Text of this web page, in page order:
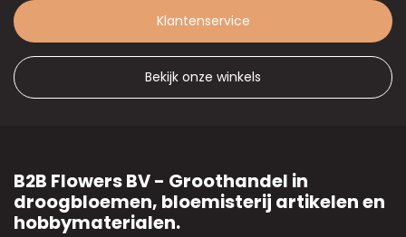
Klantenservice
Bekijk onze winkels
B2B Flowers BV - Groothandel in
droogbloemen, bloemisterij artikelen en
hobbymaterialen.